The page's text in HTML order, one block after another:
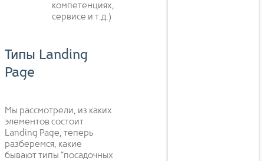
компетенциях,
сервисе и т.д.)
Типы Landing
Page
Мы рассмотрели, из каких
элементов состоит
Landing Page, теперь
разберемся, какие
бывают типы “посадочных